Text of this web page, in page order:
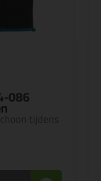
086
tijdens